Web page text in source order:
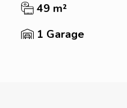
49 m²
1 Garage